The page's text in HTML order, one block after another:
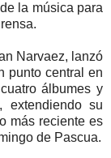
la música para
Narvaez, lanzó
punto central en
álbumes y
extendiendo su
más reciente es
de Pascua.